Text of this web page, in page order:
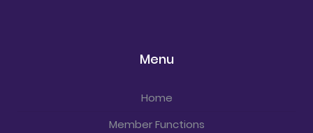
Menu
Home
Member Functions